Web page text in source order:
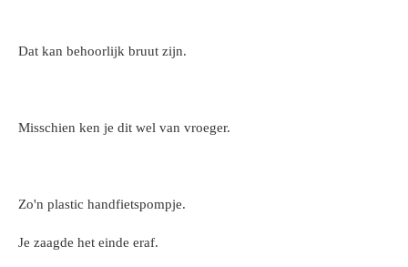
Dat kan behoorlijk bruut zijn.
Misschien ken je dit wel van vroeger.
Zo'n plastic handfietspompje.
Je zaagde het einde eraf.